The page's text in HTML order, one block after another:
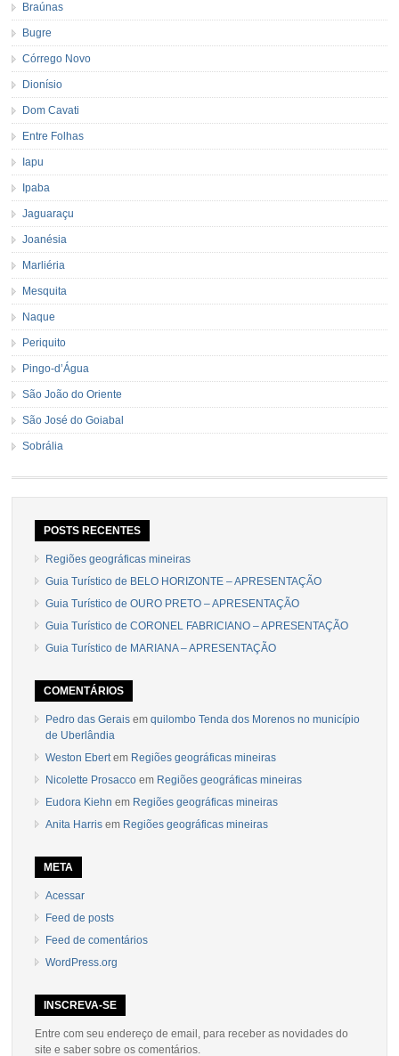
Braúnas
Bugre
Córrego Novo
Dionísio
Dom Cavati
Entre Folhas
Iapu
Ipaba
Jaguaraçu
Joanésia
Marliéria
Mesquita
Naque
Periquito
Pingo-d’Água
São João do Oriente
São José do Goiabal
Sobrália
POSTS RECENTES
Regiões geográficas mineiras
Guia Turístico de BELO HORIZONTE – APRESENTAÇÃO
Guia Turístico de OURO PRETO – APRESENTAÇÃO
Guia Turístico de CORONEL FABRICIANO – APRESENTAÇÃO
Guia Turístico de MARIANA – APRESENTAÇÃO
COMENTÁRIOS
Pedro das Gerais emquilombo Tenda dos Morenos no município
de Uberlândia
Weston Ebertem Regiões geográficas mineiras
Nicolette Prosacco em Regiões geográficas mineiras
Eudora Kiehn em Regiões geográficas mineiras
Anita Harris em Regiões geográficas mineiras
META
Acessar
Feed de posts
Feed de comentários
WordPress.org
INSCREVA-SE
Entre com seu endereço de email, para receber as novidades do
site e saber sobre os comentários.